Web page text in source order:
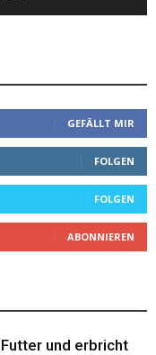
GEFÄLLT MIR
FOLGEN
FOLGEN
ABONNIEREN
und erbricht